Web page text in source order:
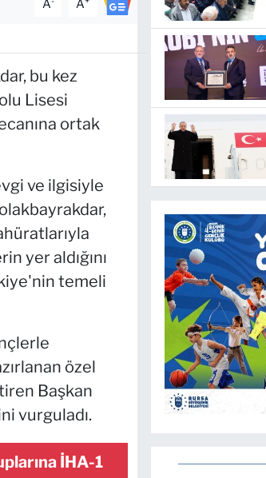
A A
bu kez
Lisesi
ortak
ve ilgisiyle
yer aldığını
temeli
özel
Başkan
vurguladı.
İHA-1